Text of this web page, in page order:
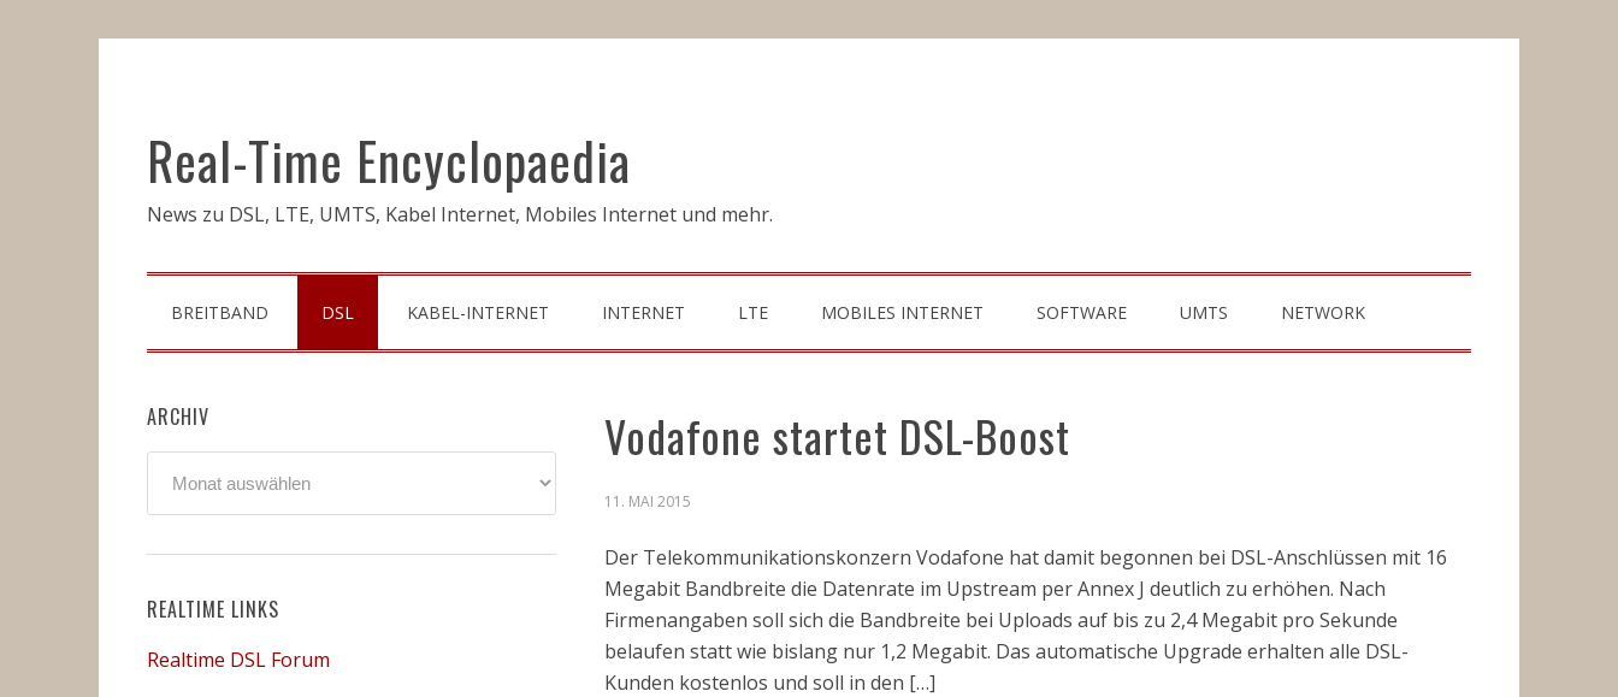
Real-Time Encyclopaedia
News zu DSL, LTE, UMTS, Kabel Internet, Mobiles Internet und mehr.
BREITBAND DSL KABEL-INTERNET INTERNET LTE MOBILES INTERNET SOFTWARE UMTS NETWORK
Vodafone startet DSL-Boost
11. MAI 2015
Der Telekommunikationskonzern Vodafone hat damit begonnen bei DSL-Anschlüssen mit 16
Megabit Bandbreite die Datenrate im Upstream per Annex J deutlich zu erhöhen. Nach
Firmenangaben soll sich die Bandbreite bei Uploads auf bis zu 2,4 Megabit pro Sekunde
belaufen statt wie bislang nur 1,2 Megabit. Das automatische Upgrade erhalten alle DSL-
Kunden kostenlos und soll in den […]
ARCHIV
REALTIME LINKS
Realtime DSL Forum